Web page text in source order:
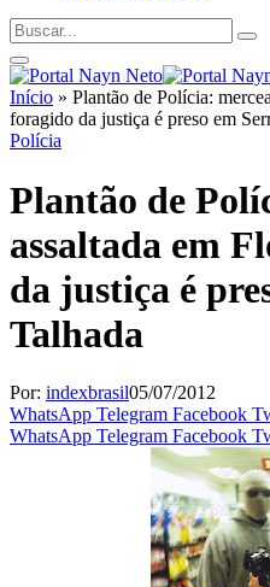
Início » Plantão de Polícia:
foragido da justiça é preso em
Polícia
Plantão de
assaltada em
da justiça é
Talhada
Por: indexbrasil05/07/2012
WhatsApp Telegram Facebook
WhatsApp Telegram Facebook